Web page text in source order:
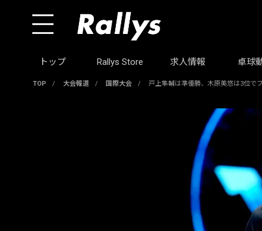
トップ Rallys Store 求人情報 卓球
TOP / 大会報道 / 国際大会 / 戸上隼輔は準優勝、木原美悠は3位で